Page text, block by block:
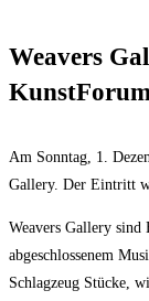
Weavers
Am Sonntag, 1.
Gallery. Der Eintritt
Weavers Gallery sind
abgeschlossenem
Schlagzeug Stücke,